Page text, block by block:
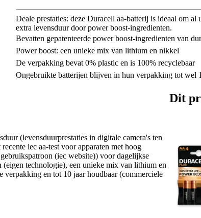
Deale prestaties: deze Duracell aa-batterij is ideaal om
extra levensduur door power boost-ingredienten.
Bevatten gepatenteerde power boost-ingredienten van
Power boost: een unieke mix van lithium en nikkel
De verpakking bevat 0% plastic en is 100% recyclebaar
Ongebruikte batterijen blijven in hun verpakking tot wel
(levensduurprestaties in digitale camera's ten
iec aa-test voor apparaten met hoog
(iec website)) voor dagelijkse
(eigen technologie), een unieke mix van lithium en
en tot 10 jaar houdbaar (commerciele
Dit